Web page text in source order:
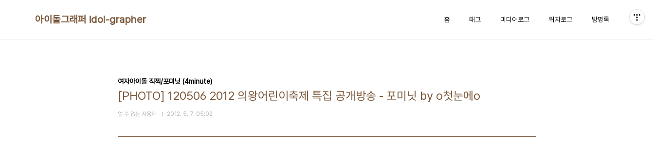
아이돌그래퍼 idol-grapher 홈 태그 미디어로그 위치로그 방명록
여자아이돌 직찍/포미닛 (4minute)
[PHOTO] 120506 2012 의왕어린이축제 특집 공개방송 - 포미닛 by o첫눈에o
알 수 없는 사용자 2012. 5. 7. 05:02